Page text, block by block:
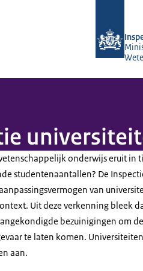
onderwijs eruit in
studentenaantallen? De
van
Uit deze verkenning bleek
bezuinigingen om de
te laten komen.
aan.